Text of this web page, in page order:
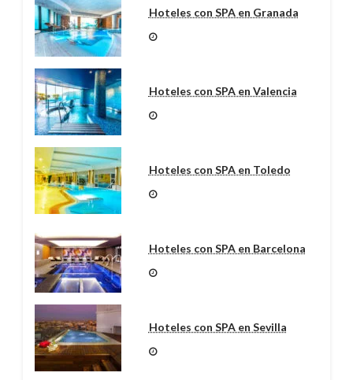
Hoteles con SPA en Granada
Hoteles con SPA en Valencia
Hoteles con SPA en Toledo
Hoteles con SPA en Barcelona
Hoteles con SPA en Sevilla